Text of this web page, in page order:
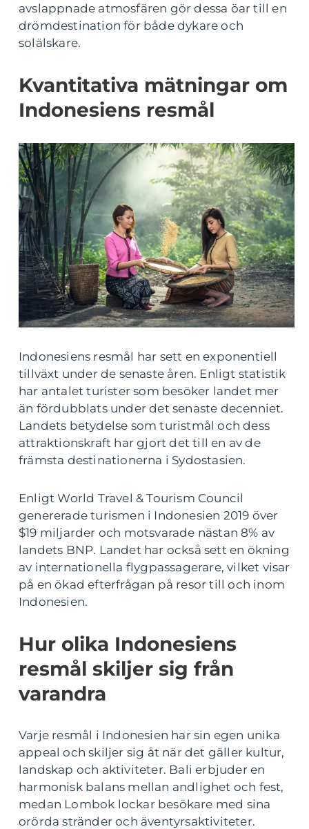
avslappnade atmosfären gör dessa öar till en
drömdestination för både dykare och
solälskare.
Kvantitativa mätningar om
Indonesiens resmål
Indonesiens resmål har sett en exponentiell
tillväxt under de senaste åren. Enligt statistik
har antalet turister som besöker landet mer
än fördubblats under det senaste decenniet.
Landets betydelse som turistmål och dess
attraktionskraft har gjort det till en av de
främsta destinationerna i Sydostasien.
Enligt World Travel & Tourism Council
genererade turismen i Indonesien 2019 över
$19 miljarder och motsvarade nästan 8% av
landets BNP. Landet har också sett en ökning
av internationella flygpassagerare, vilket visar
på en ökad efterfrågan på resor till och inom
Indonesien.
Hur olika Indonesiens
resmål skiljer sig från
varandra
Varje resmål i Indonesien har sin egen unika
appeal och skiljer sig åt när det gäller kultur,
landskap och aktiviteter. Bali erbjuder en
harmonisk balans mellan andlighet och fest,
medan Lombok lockar besökare med sina
orörda stränder och äventyrsaktiviteter.